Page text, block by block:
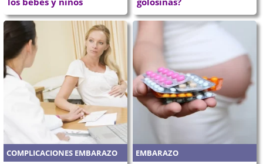
COMPLICACIONES EMBARAZO EMBARAZO